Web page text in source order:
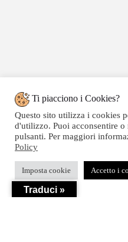
Copyright © 2020
powered by Dylog Italia
Privacy
Ti piacciono i Cookies?
Questo sito utilizza i cookies
d'utilizzo. Puoi acconsentire
pulsanti. Per maggiori
Policy
Imposta cookie Accetto i
Traduci »